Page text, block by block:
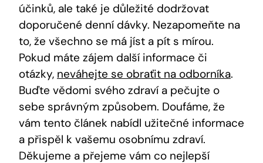
účinků, ale také je důležité dodržovat
doporučené denní dávky. Nezapomeňte na
to, že všechno se má jíst a pít s mírou.
Pokud máte zájem další informace či
otázky, neváhejte se obraťit na odborníka.
Buďte vědomi svého zdraví a pečujte o
sebe správným způsobem. Doufáme, že
vám tento článek nabídl užitečné informace
a přispěl k vašemu osobnímu zdraví.
Děkujeme a přejeme vám co nejlepší